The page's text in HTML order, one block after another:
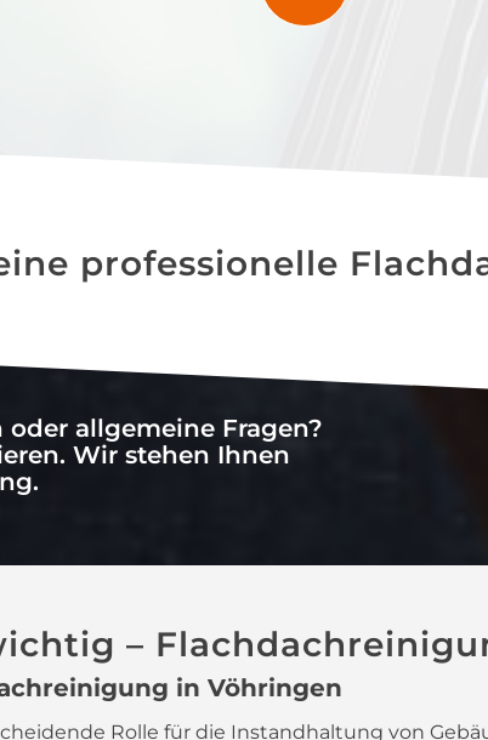
professionelle
allgemeine Fragen?
Wir stehen Ihnen
–
in Vöhringen
Rolle für die Instandhaltung von